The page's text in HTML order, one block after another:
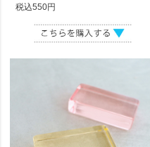
税込550円